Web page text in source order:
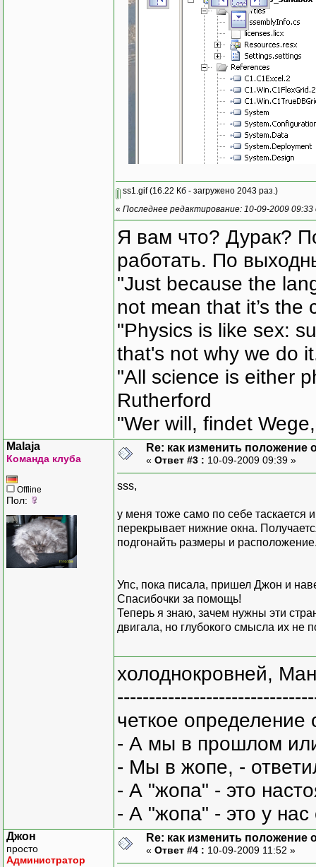
ss1.gif(16.22 Кб - загружено 2043 раз.)
« Последнее редактирование: 10-09-2009
Я вам что? Дурак?
работать. По
"Just because the
not mean that it’s the
"Physics is like sex:
that's not why we do
"All science is either
Rutherford
"Wer will, findet
Malaja
Команда клуба
Offline
Пол:
Re: как изменить положение
« Ответ #3 : 10-09-2009 09:39 »
sss,
у меня тоже само по себе таскается
перекрывает нижние окна.
подгонайть размеры и
Упс, пока писала, пришел Джон и
Спасибочки за помощь!
Теперь я знаю, зачем нужны эти
двигала, но глубокого смысла их не
холоднокровней,
четкое
- А мы в прошлом
- Мы в жопе, -
- А "жопа" - это
- А "жопа" - это у
Джон
просто
Администратор
Re: как изменить положение
« Ответ #4 : 10-09-2009 11:52 »